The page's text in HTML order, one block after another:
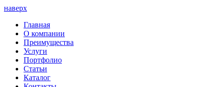
наверх
Главная
О компании
Преимущества
Услуги
Портфолио
Статьи
Каталог